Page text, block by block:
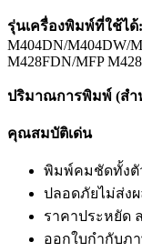
พิมพ์
โท
ร์
CF276A)
quantity
รุ่นเครื่องพิมพ์ที่ใช้ได้:
M404DN/M404DW/
M428FDN/MFP
ปริมาณการพิมพ์ (สำ
คุณสมบัติเด่น
พิมพ์คมชัดทั้งตั
ปลอดภัยไม่ส่ง
ราคาประหยัด
ออกใบกำกับภ